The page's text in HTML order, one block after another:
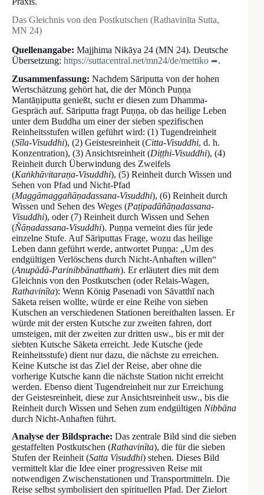
Das Gleichnis von den Postkutschen (Rathavinīta Sutta,
MN 24)
Quellenangabe: Majjhima Nikāya 24 (MN 24). Deutsche
Übersetzung: https://suttacentral.net/mn24/de/mettiko
.
Zusammenfassung: Nachdem Sāriputta von der hohen
Wertschätzung gehört hat, die der Mönch Puṇṇa
Mantāṇiputta genießt, sucht er diesen zum Dhamma-
Gespräch auf. Sāriputta fragt Puṇṇa, ob das heilige Leben
unter dem Buddha um einer der sieben spezifischen
Reinheitsstufen willen geführt wird: (1) Tugendreinheit
(Sīla-Visuddhi), (2) Geistesreinheit (Citta-Visuddhi, d. h.
Konzentration), (3) Ansichtsreinheit (Diṭṭhi-Visuddhi), (4)
Reinheit durch Überwindung des Zweifels
(Kaṅkhāvitaraṇa-Visuddhi), (5) Reinheit durch Wissen und
Sehen von Pfad und Nicht-Pfad
(Maggāmaggañāṇadassana-Visuddhi), (6) Reinheit durch
Wissen und Sehen des Weges (Paṭipadāñāṇadassana-
Visuddhi), oder (7) Reinheit durch Wissen und Sehen
(Ñāṇadassana-Visuddhi). Puṇṇa verneint dies für jede
einzelne Stufe. Auf Sāriputtas Frage, wozu das heilige
Leben dann geführt werde, antwortet Puṇṇa: „Um des
endgültigen Verlöschens durch Nicht-Anhaften willen“
(Anupādā-Parinibbānatthaṁ). Er erläutert dies mit dem
Gleichnis von den Postkutschen (oder Relais-Wagen,
Rathavinīta): Wenn König Pasenadi von Sāvatthī nach
Sāketa reisen wollte, würde er eine Reihe von sieben
Kutschen an verschiedenen Stationen bereithalten lassen. Er
würde mit der ersten Kutsche zur zweiten fahren, dort
umsteigen, mit der zweiten zur dritten usw., bis er mit der
siebten Kutsche Sāketa erreicht. Jede Kutsche (jede
Reinheitsstufe) dient nur dazu, die nächste zu erreichen.
Keine Kutsche ist das Ziel der Reise, aber ohne die
vorherige Kutsche kann die nächste Station nicht erreicht
werden. Ebenso dient Tugendreinheit nur zur Erreichung
der Geistesreinheit, diese zur Ansichtsreinheit usw., bis die
Reinheit durch Wissen und Sehen zum endgültigen Nibbāna
durch Nicht-Anhaften führt.
Analyse der Bildsprache: Das zentrale Bild sind die sieben
gestaffelten Postkutschen (Rathavinīta), die für die sieben
Stufen der Reinheit (Satta Visuddhi) stehen. Dieses Bild
vermittelt klar die Idee einer progressiven Reise mit
notwendigen Zwischenstationen und Transportmitteln. Die
Reise selbst symbolisiert den spirituellen Pfad. Der Zielort